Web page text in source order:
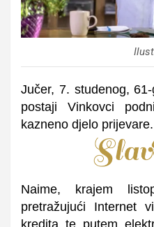
Jučer, 7. studenog,
postaji Vinkovci
kazneno djelo prijevare.
Naime, krajem
pretražujući Internet
kredita te putem